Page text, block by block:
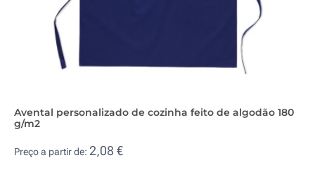
Avental personalizado de cozinha feito de algodão 180
g/m2
Preço a partir de: 2,08 €